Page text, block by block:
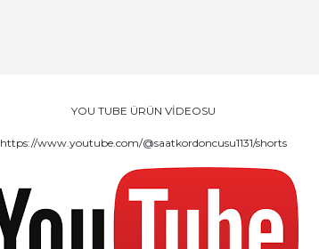
YOU TUBE ÜRÜN VİDEOSU
https://www.youtube.com/@saatkordoncusu1131/shorts